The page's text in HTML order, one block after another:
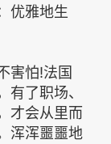
优雅地生
害怕!法国
有了职场、
才会从里而
浑浑噩噩地